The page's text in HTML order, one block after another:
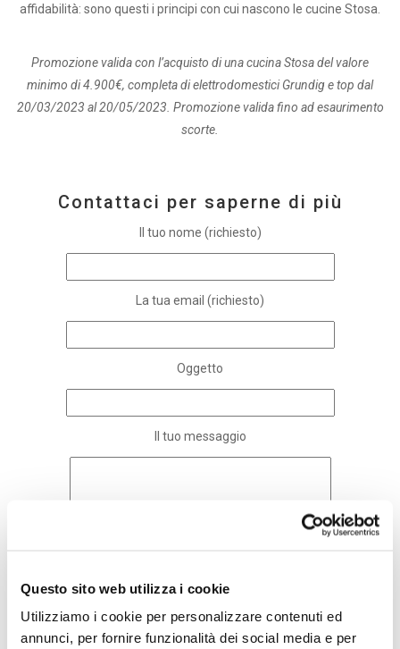
Questo sito web utilizza i cookie
Utilizziamo i cookie per personalizzare contenuti ed
annunci, per fornire funzionalità dei social media e per
affidabilità: sono questi i principi con cui nascono le cucine Stosa.
Promozione valida con l’acquisto di una cucina Stosa del valore
minimo di 4.900€, completa di elettrodomestici Grundig e top dal
20/03/2023 al 20/05/2023. Promozione valida fino ad esaurimento
scorte.
Contattaci per saperne di più
Il tuo nome (richiesto)
La tua email (richiesto)
Oggetto
Il tuo messaggio